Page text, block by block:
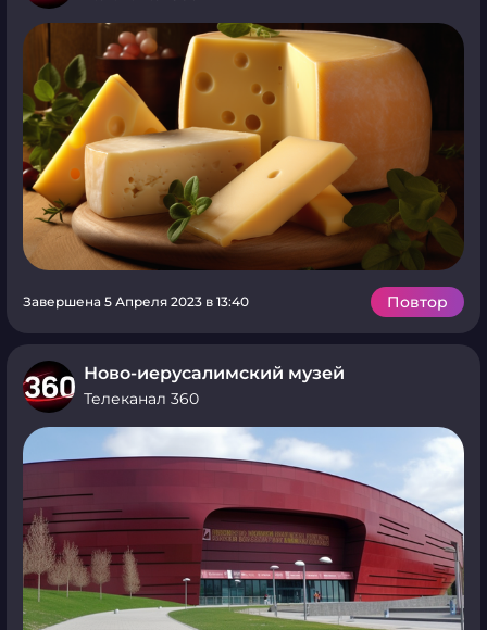
Завершена 5 Апреля 2023 в 13:40 Повтор
Ново-иерусалимский музей
Телеканал 360